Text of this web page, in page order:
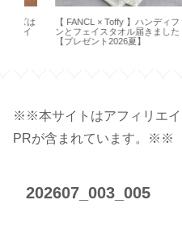
【 FANCL × Toffy 】ハンディファ
ンとフェイスタオル届きました
【プレゼント2026夏】
※※本サイトはアフィリエイ
PRが含まれています。※※
202607_003_005